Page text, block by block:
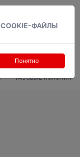
ФАЙЛЫ
Понятно
ГАЗОВЫЕ КОЛОНКИ